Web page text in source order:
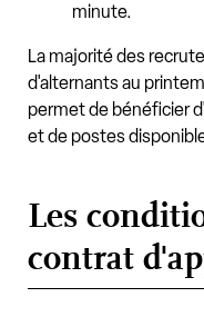
minute.
La majorité des
d'alternants au
permet de bénéficier
et de postes
Les
contrat